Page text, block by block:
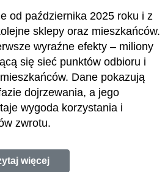
od października 2025 roku i z
sklepy oraz mieszkańców.
wyraźne efekty – miliony
się sieć punktów odbioru i
Dane pokazują
dojrzewania, a jego
wygoda korzystania i
zwrotu.
więcej